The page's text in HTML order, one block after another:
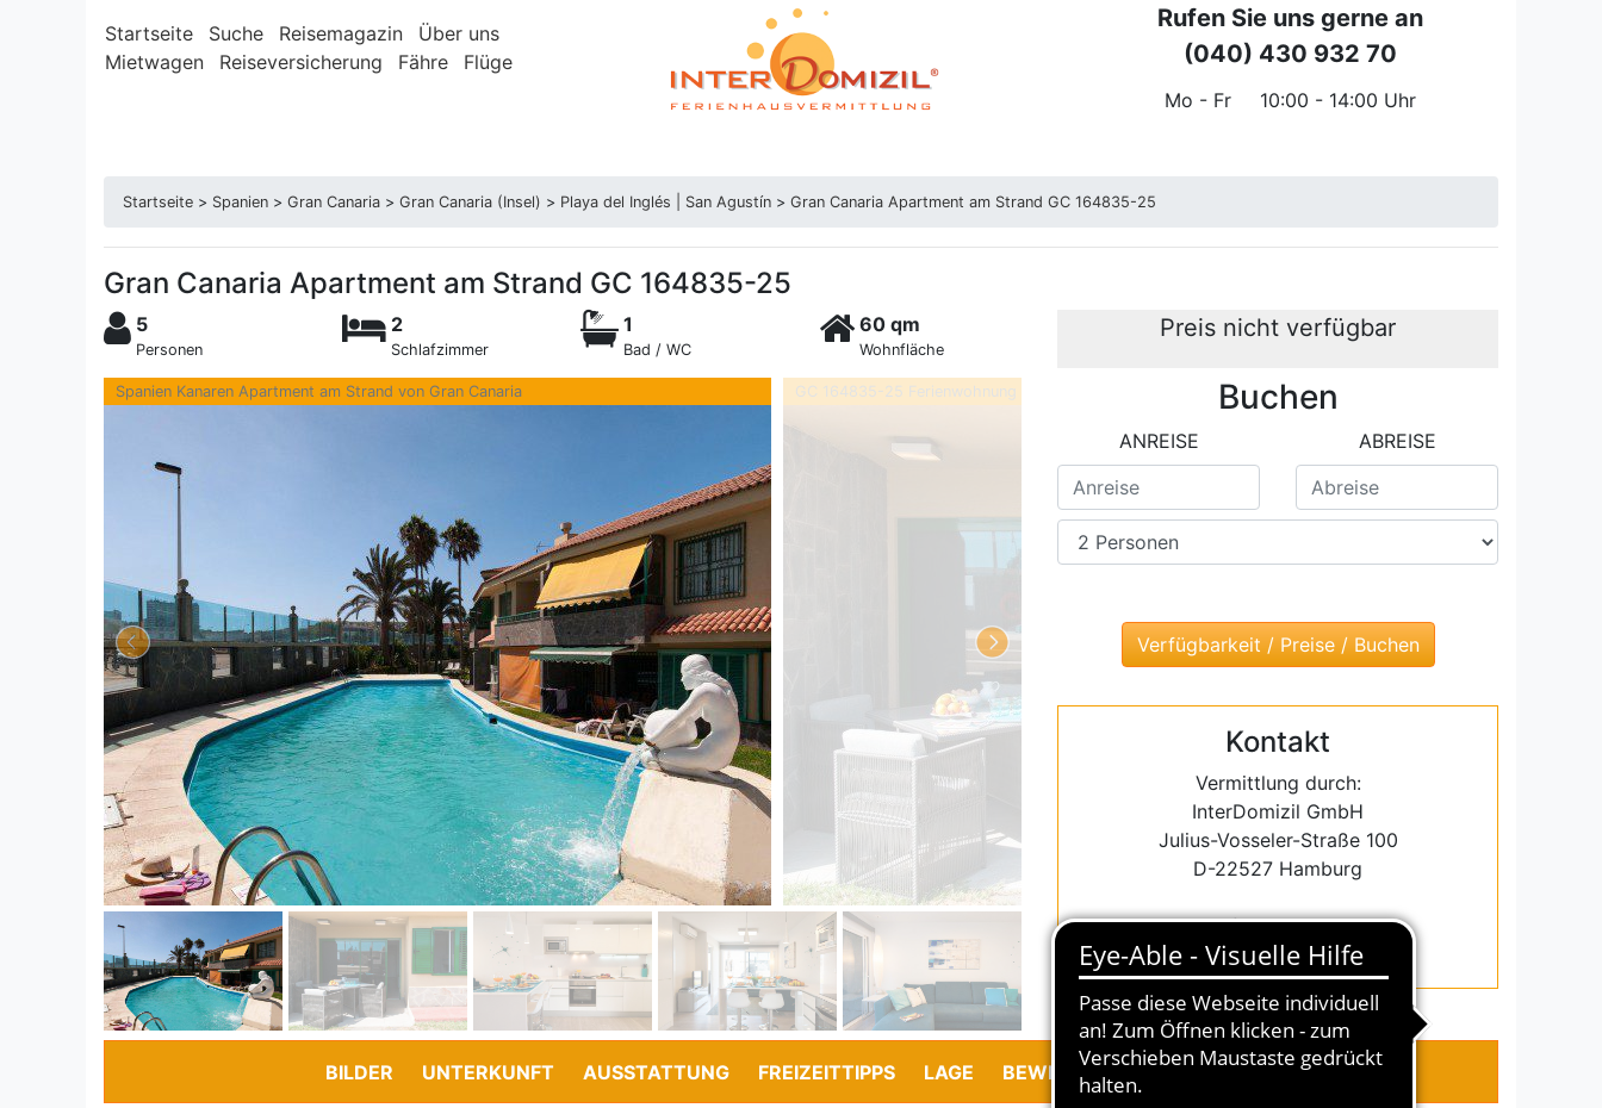
Startseite Suche Reisemagazin
Über uns
Mietwagen
Reiseversicherung Fähre Flüge
Rufen Sie uns gerne an
(040) 430 932 70
Mo - Fr 10:00 - 14:00 Uhr
Startseite > Spanien > Gran Canaria > Gran Canaria (Insel) > Playa del Inglés | San Agustín > Gran Canaria Apartment am Strand GC 164835-25
Gran Canaria Apartment am Strand GC 164835-25
5
Personen
2
Schlafzimmer
1
Bad / WC
60 qm
Wohnfläche
Preis nicht verfügbar
Spanien Kanaren Apartment am Strand von Gran Canaria GC 164835-25 Ferienwohnung mit Terrasse und Gemeinschaftspool
Buchen
ANREISE ABREISE
Kontakt
Vermittlung durch:
InterDomizil GmbH
Julius-Vosseler-Straße 100
D-22527 Hamburg
Email: info@interdomizil.de
Tel.: +49-(0)40-43093270
BILDER UNTERKUNFT AUSSTATTUNG FREIZEITTIPPS LAGE BEWERTUNGEN KONTAKT